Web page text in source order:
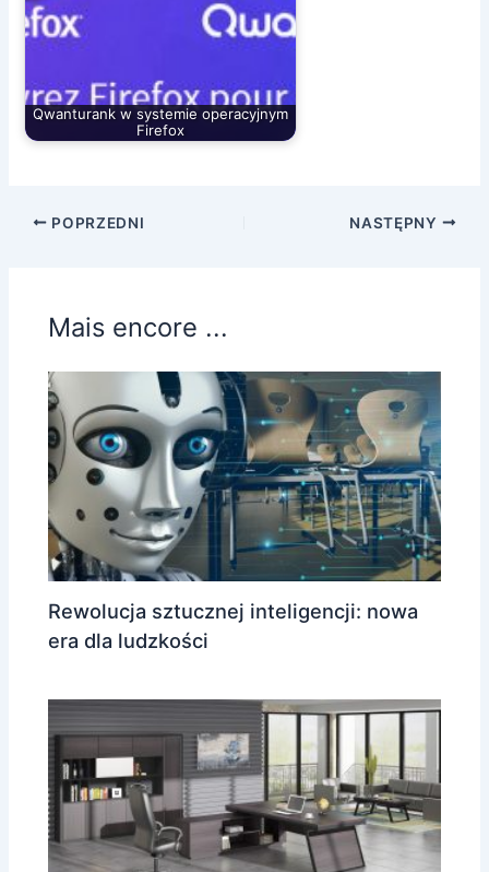
Qwanturank w systemie operacyjnym
Firefox
POPRZEDNI NASTĘPNY
Mais encore ...
Rewolucja sztucznej inteligencji: nowa
era dla ludzkości